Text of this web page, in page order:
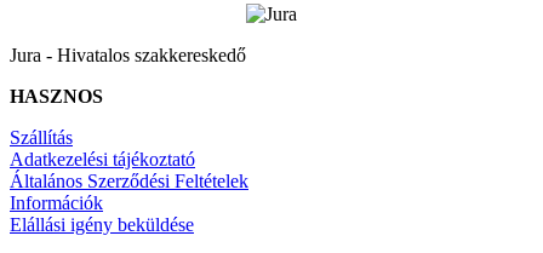
Jura - Hivatalos szakkereskedő
HASZNOS
Szállítás
Adatkezelési tájékoztató
Általános Szerződési Feltételek
Információk
Elállási igény beküldése